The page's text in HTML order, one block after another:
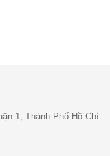
1, Thành Phố Hồ Chí